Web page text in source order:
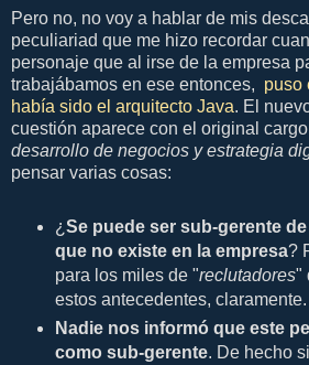
Pero no, no voy a hablar de mis
peculiariad que me hizo recordar
personaje que al irse de la empresa
trabajábamos en ese entonces, puso
había sido el arquitecto Java. El
cuestión aparece con el original
desarrollo de negocios y estrategia
pensar varias cosas:
¿ Se puede ser sub-gerente
que no existe en la empresa?
para los miles de "reclutadores"
estos antecedentes, claramente.
Nadie nos informó que este
como sub-gerente. De hecho